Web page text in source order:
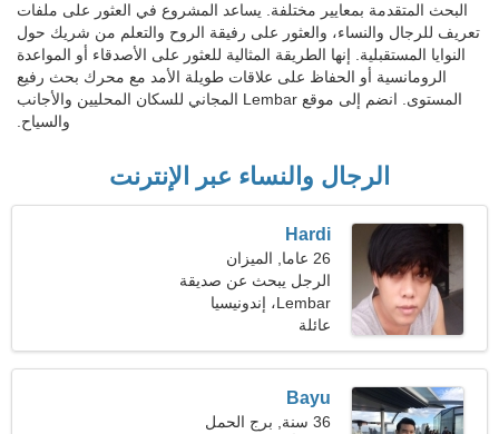
البحث المتقدمة بمعايير مختلفة. يساعد المشروع في العثور على ملفات
تعريف للرجال والنساء، والعثور على رفيقة الروح والتعلم من شريك حول
النوايا المستقبلية. إنها الطريقة المثالية للعثور على الأصدقاء أو المواعدة
الرومانسية أو الحفاظ على علاقات طويلة الأمد مع محرك بحث رفيع
المستوى. انضم إلى موقع Lembar المجاني للسكان المحليين والأجانب
والسياح.
الرجال والنساء عبر الإنترنت
Hardi
26 عاما, الميزان
الرجل يبحث عن صديقة
Lembar، إندونيسيا
عائلة
Bayu
36 سنة, برج الحمل